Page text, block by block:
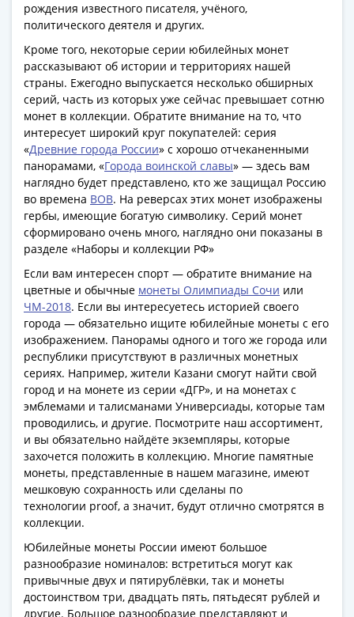
России
Частные
выпуски
Банкноты
красивыми
номерами
Лотерейные
билеты
Евросувенир
евро"
Облигации
акции
Чеки
купоны
ВНЕШПОСЫЛТОРГ
Дорожные
Круизные
Отрезные
Отрезные
(серия
Другие
Наборы
коллекции
рождения известного писателя, учёного,
политического деятеля и других.
Кроме того, некоторые серии юбилейных монет
рассказывают об истории и территориях нашей
страны. Ежегодно выпускается несколько обширных
серий, часть из которых уже сейчас превышает сотню
монет в коллекции. Обратите внимание на то, что
интересует широкий круг покупателей: серия
«Древние города России» с хорошо отчеканенными
панорамами, «Города воинской славы» — здесь вам
наглядно будет представлено, кто же защищал Россию
во времена ВОВ. На реверсах этих монет изображены
гербы, имеющие богатую символику. Серий монет
сформировано очень много, наглядно они показаны в
разделе «Наборы и коллекции РФ»
Если вам интересен спорт — обратите внимание на
цветные и обычные монеты Олимпиады Сочи или
ЧМ-2018. Если вы интересуетесь историей своего
города — обязательно ищите юбилейные монеты с его
изображением. Панорамы одного и того же города или
республики присутствуют в различных монетных
сериях. Например, жители Казани смогут найти свой
город и на монете из серии «ДГР», и на монетах с
эмблемами и талисманами Универсиады, которые там
проводились, и другие. Посмотрите наш ассортимент,
и вы обязательно найдёте экземпляры, которые
захочется положить в коллекцию. Многие памятные
монеты, представленные в нашем магазине, имеют
мешковую сохранность или сделаны по
технологии proof, а значит, будут отлично смотрятся в
коллекции.
Юбилейные монеты России имеют большое
разнообразие номиналов: встретиться могут как
привычные двух и пятирублёвки, так и монеты
достоинством три, двадцать пять, пятьдесят рублей и
другие. Большое разнообразие представляют и